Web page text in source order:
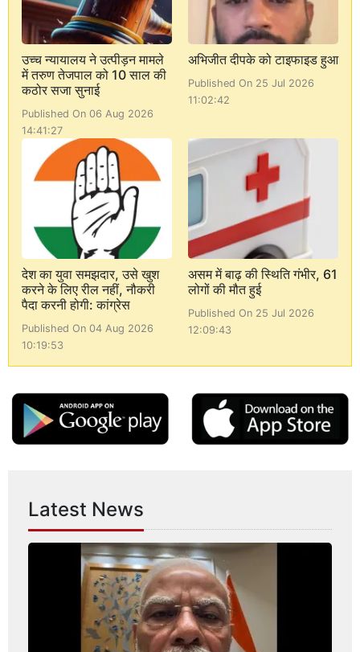
उच्च न्यायालय ने उत्पीड़न मामले
में तरुण तेजपाल को 10 साल की
कठोर सजा सुनाई
Published On 06 Aug 2026
14:41:27
अभिजीत दीपके को टाइफाइड हुआ
Published On 25 Jul 2026
11:02:42
देश का युवा समझदार, उसे खुश
करने के लिए रील नहीं, नौकरी
पैदा करनी होगी: कांग्रेस
Published On 04 Aug 2026
10:19:53
असम में बाढ़ की स्थिति गंभीर, 61
लोगों की मौत हुई
Published On 25 Jul 2026
12:09:43
Latest News